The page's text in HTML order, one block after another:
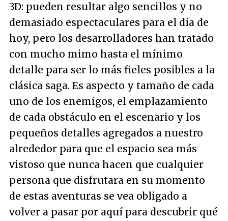
3D: pueden resultar algo sencillos y no
demasiado espectaculares para el día de
hoy, pero los desarrolladores han tratado
con mucho mimo hasta el mínimo
detalle para ser lo más fieles posibles a la
clásica saga. Es aspecto y tamaño de cada
uno de los enemigos, el emplazamiento
de cada obstáculo en el escenario y los
pequeños detalles agregados a nuestro
alrededor para que el espacio sea más
vistoso que nunca hacen que cualquier
persona que disfrutara en su momento
de estas aventuras se vea obligado a
volver a pasar por aquí para descubrir qué